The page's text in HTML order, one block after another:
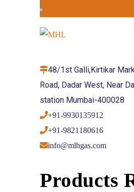
48/1st Galli,Kirtikar
Road, Dadar West, Near
station Mumbai-400028
+91-9930135912
+91-9821180616
info@mlhgas.com
Products